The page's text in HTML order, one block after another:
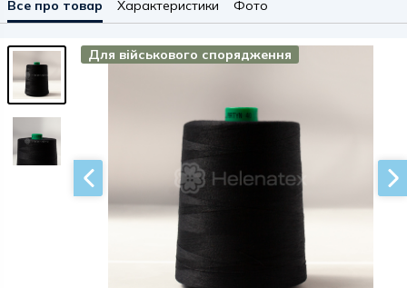
Все про товар Характеристики Фото
Для військового спорядження
Для військового спорядження